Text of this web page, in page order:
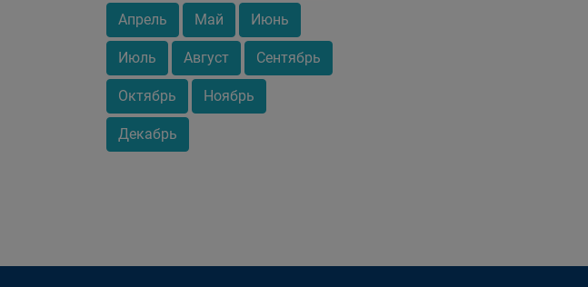
Апрель Май Июнь
Июль Август Сентябрь
Октябрь Ноябрь
Декабрь